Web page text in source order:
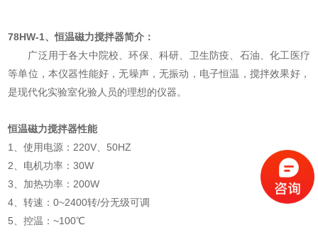
78HW-1、恒温磁力搅拌器简介：
广泛用于各大中院校、环保、科研、卫生防疫、石油、化工医疗
等单位，本仪器性能好，无噪声，无振动，电子恒温，搅拌效果好，
是现代化实验室化验人员的理想的仪器。
恒温磁力搅拌器性能
1、使用电源：220V、50HZ
2、电机功率：30W
3、加热功率：200W
4、转速：0~2400转/分无级可调
5、控温：~100℃